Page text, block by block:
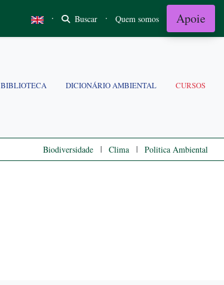
· Buscar · Quem somos Apoie
BIBLIOTECA DICIONÁRIO AMBIENTAL CURSOS
Biodiversidade | Clima | Politica Ambiental